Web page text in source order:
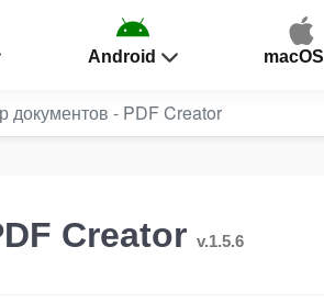
Android macOS
документов - PDF Creator
Creator v.1.5.6